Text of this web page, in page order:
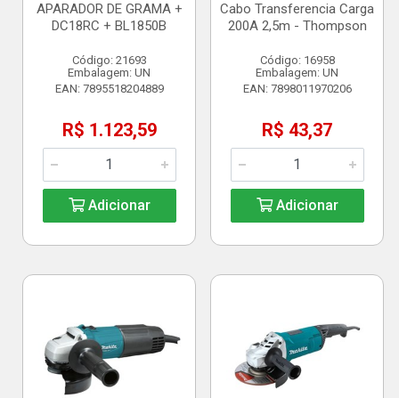
APARADOR DE GRAMA +
DC18RC + BL1850B
Código: 21693
Embalagem: UN
EAN: 7895518204889
R$ 1.123,59
Adicionar
Cabo Transferencia Carga
200A 2,5m - Thompson
Código: 16958
Embalagem: UN
EAN: 7898011970206
R$ 43,37
Adicionar